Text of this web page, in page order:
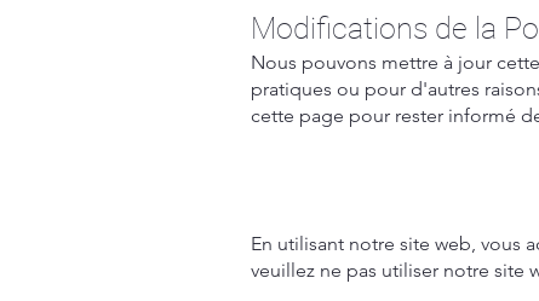
Modifications de la
Nous pouvons mettre à jour
pratiques ou pour d'autres
cette page pour rester informé
En utilisant notre site web, vous
veuillez ne pas utiliser notre site